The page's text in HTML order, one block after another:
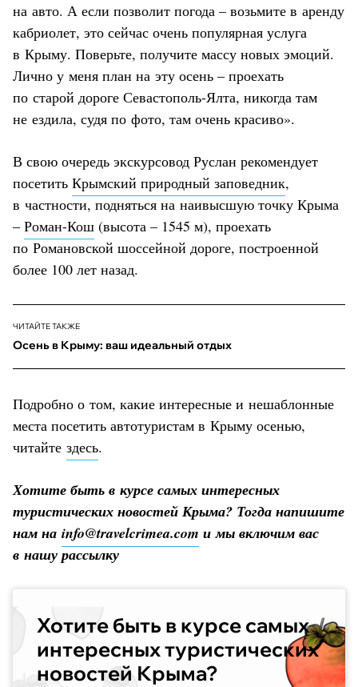
на авто. А если позволит погода – возьмите в аренду
кабриолет, это сейчас очень популярная услуга
в Крыму. Поверьте, получите массу новых эмоций.
Лично у меня план на эту осень – проехать
по старой дороге Севастополь-Ялта, никогда там
не ездила, судя по фото, там очень красиво».
В свою очередь экскурсовод Руслан рекомендует
посетить Крымский природный заповедник,
в частности, подняться на наивысшую точку Крыма
– Роман-Кош (высота – 1545 м), проехать
по Романовской шоссейной дороге, построенной
более 100 лет назад.
ЧИТАЙТЕ ТАКЖЕ
Осень в Крыму: ваш идеальный отдых
Подробно о том, какие интересные и нешаблонные
места посетить автотуристам в Крыму осенью,
читайте здесь.
Хотите быть в курсе самых интересных
туристических новостей Крыма? Тогда напишите
нам на info@travelcrimea.com и мы включим вас
в нашу рассылку
Хотите быть в курсе самых
интересных туристических
новостей Крыма?